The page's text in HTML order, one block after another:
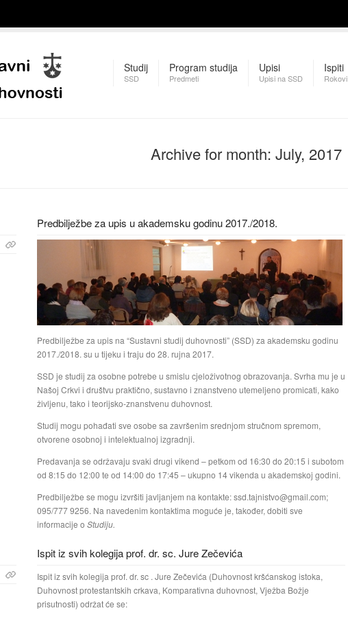
Studij
SSD
Program studija
Predmeti
Upisi
Upisi na SSD
Ispiti
Rokovi
Archive for month: July, 2017
Predbilježbe za upis u akademsku godinu 2017./2018.
Predbilježbe za upis na “Sustavni studij duhovnosti” (SSD) za akademsku godinu
2017./2018. su u tijeku i traju do 28. rujna 2017.
SSD je studij za osobne potrebe u smislu cjeloživotnog obrazovanja. Svrha mu je u
Našoj Crkvi i društvu praktično, sustavno i znanstveno utemeljeno promicati, kako
življenu, tako i teorijsko-znanstvenu duhovnost.
Studij mogu pohađati sve osobe sa završenim srednjom stručnom spremom,
otvorene osobnoj i intelektualnoj izgradnji.
Predavanja se održavaju svaki drugi vikend – petkom od 16:30 do 20:15 i subotom
od 8:15 do 12:00 te od 14:00 do 17:45 – ukupno 14 vikenda u akademskoj godini.
Predbilježbe se mogu izvršiti javljanjem na kontakte:ssd.tajnistvo@gmail.com;
095/777 9256. Na navedenim kontaktima moguće je, također, dobiti sve
informacije o Studiju.
Ispit iz svih kolegija prof. dr. sc. Jure Zečevića
Ispit iz svih kolegija prof. dr. sc . Jure Zečevića (Duhovnost kršćanskog istoka,
Duhovnost protestantskih crkava, Komparativna duhovnost, Vježba Božje
prisutnosti) održat će se: